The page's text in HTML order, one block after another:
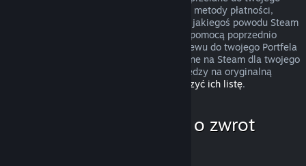
Portfela Steam lub przy pomocy tej samej metody płatności,
której użyto do dokonania zakupu. Jeśli z jakiegoś powodu Steam
nie będzie w stanie zwrócić pieniędzy za pomocą poprzednio
użytej metody płatności, dokonamy przelewu do twojego Portfela
Steam. Niektóre metody płatności dostępne na Steam dla twojego
kraju mogą nie wspierać zwracania pieniędzy na oryginalną
Kliknij tutaj, aby zobaczyć ich listę.
Kiedy można poprosić o zwrot